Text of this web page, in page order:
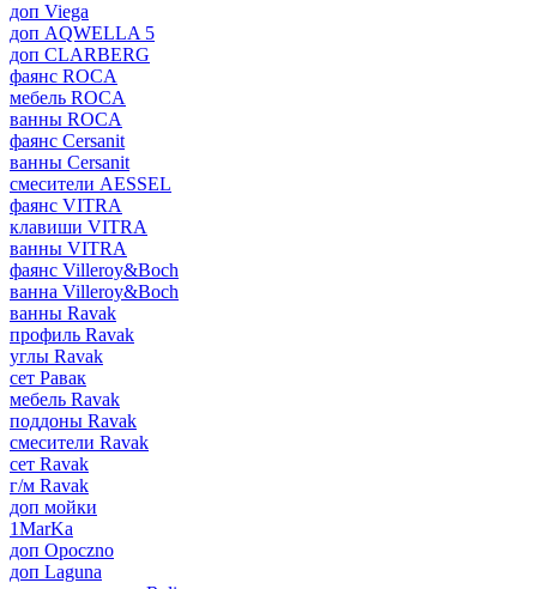
доп Viega
доп AQWELLA 5
доп CLARBERG
фаянс ROCA
мебель ROCA
ванны ROCA
фаянс Cersanit
ванны Cersanit
смесители AESSEL
фаянс VITRA
клавиши VITRA
ванны VITRA
фаянс Villeroy&Boch
ванна Villeroy&Boch
ванны Ravak
профиль Ravak
углы Ravak
сет Равак
мебель Ravak
поддоны Ravak
смесители Ravak
сет Ravak
г/м Ravak
доп мойки
1MarKa
доп Opoczno
доп Laguna